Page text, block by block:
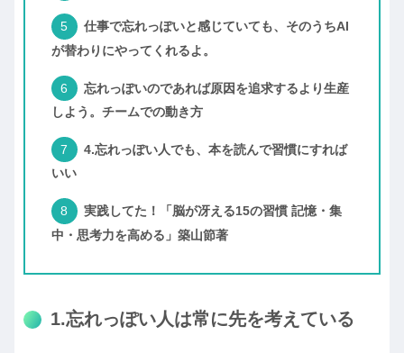
仕事で忘れっぽいと感じていても、そのうちAI
が替わりにやってくれるよ。
忘れっぽいのであれば原因を追求するより生産
しよう。チームでの動き方
4.忘れっぽい人でも、本を読んで習慣にすれば
いい
実践してた！「脳が冴える15の習慣 記憶・集
中・思考力を高める」築山節著
1.忘れっぽい人は常に先を考えている